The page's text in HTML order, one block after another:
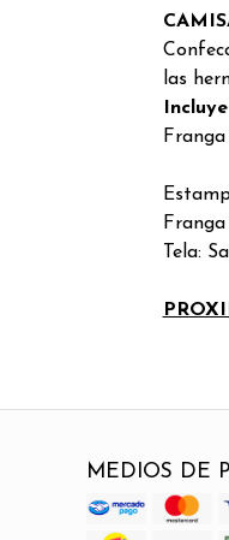
las
Incluye
Tela:
MEDIOS DE